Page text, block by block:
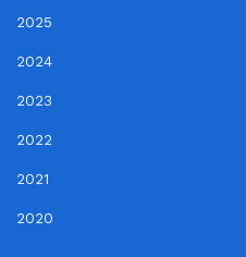
2025
2024
2023
2022
2021
2020